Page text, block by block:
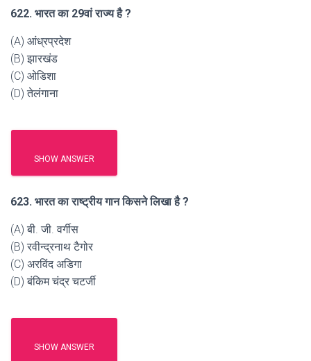
622. भारत का 29वां राज्य है ?
(A) आंध्रप्रदेश
(B) झारखंड
(C) ओडिशा
(D) तेलंगाना
SHOW ANSWER
623. भारत का राष्ट्रीय गान किसने लिखा है ?
(A) बी. जी. वर्गीस
(B) रवीन्द्रनाथ टैगोर
(C) अरविंद अडिगा
(D) बंकिम चंद्र चटर्जी
SHOW ANSWER